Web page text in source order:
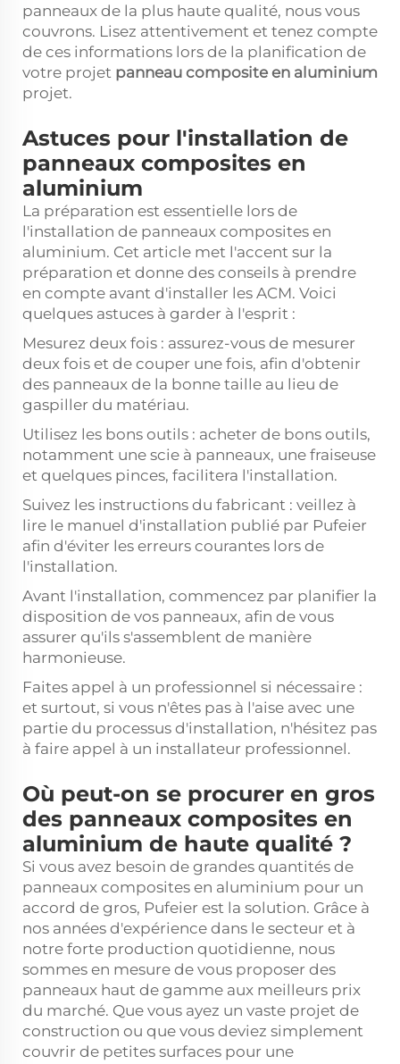
panneaux de la plus haute qualité, nous vous
couvrons. Lisez attentivement et tenez compte
de ces informations lors de la planification de
votre projet panneau composite en aluminium
projet.
Astuces pour l'installation de
panneaux composites en
aluminium
La préparation est essentielle lors de
l'installation de panneaux composites en
aluminium. Cet article met l'accent sur la
préparation et donne des conseils à prendre
en compte avant d'installer les ACM. Voici
quelques astuces à garder à l'esprit :
Mesurez deux fois : assurez-vous de mesurer
deux fois et de couper une fois, afin d'obtenir
des panneaux de la bonne taille au lieu de
gaspiller du matériau.
Utilisez les bons outils : acheter de bons outils,
notamment une scie à panneaux, une fraiseuse
et quelques pinces, facilitera l'installation.
Suivez les instructions du fabricant : veillez à
lire le manuel d'installation publié par Pufeier
afin d'éviter les erreurs courantes lors de
l'installation.
Avant l'installation, commencez par planifier la
disposition de vos panneaux, afin de vous
assurer qu'ils s'assemblent de manière
harmonieuse.
Faites appel à un professionnel si nécessaire :
et surtout, si vous n'êtes pas à l'aise avec une
partie du processus d'installation, n'hésitez pas
à faire appel à un installateur professionnel.
Où peut-on se procurer en gros
des panneaux composites en
aluminium de haute qualité ?
Si vous avez besoin de grandes quantités de
panneaux composites en aluminium pour un
accord de gros, Pufeier est la solution. Grâce à
nos années d'expérience dans le secteur et à
notre forte production quotidienne, nous
sommes en mesure de vous proposer des
panneaux haut de gamme aux meilleurs prix
du marché. Que vous ayez un vaste projet de
construction ou que vous deviez simplement
couvrir de petites surfaces pour une